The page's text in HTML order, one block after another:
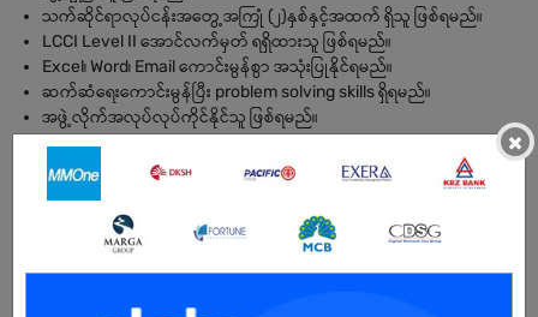
သက်ဆိုင်ရာလုပ်ငန်းအတွေ့အကြုံ (၂)နှစ်နှင့်အထက် ရှိသူ ဖြစ်ရမည်။
LCCI Level II အောင်လက်မှတ် ရရှိထားသူ ဖြစ်ရမည်။
Excel၊ Word၊ Email ကောင်းမွန်စွာ အသုံးပြုနိုင်ရမည်။
ဆက်ဆံရေးကောင်းမွန်ပြီး problem solving skills ရှိရမည်။
အဖွဲ့လိုက်အလုပ်လုပ်ကိုင်နိုင်သူ ဖြစ်ရမည်။
BENEFITS
×